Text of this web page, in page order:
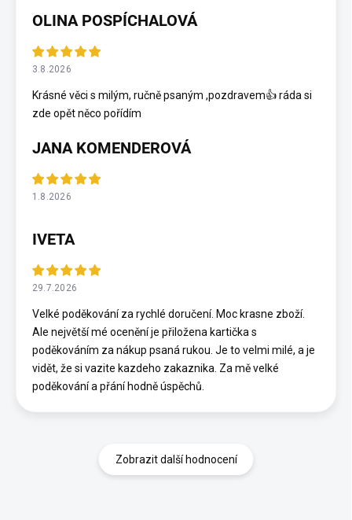
OLINA POSPÍCHALOVÁ
3.8.2026
Krásné věci s milým, ručně psaným ,pozdravem👍 ráda si
zde opět něco pořídím
JANA KOMENDEROVÁ
1.8.2026
IVETA
29.7.2026
Velké poděkování za rychlé doručení. Moc krasne zboží.
Ale největší mé ocenění je přiložena kartička s
poděkováním za nákup psaná rukou. Je to velmi milé, a je
vidět, že si vazite kazdeho zakaznika. Za mě velké
poděkování a přání hodně úspěchů.
Zobrazit další hodnocení